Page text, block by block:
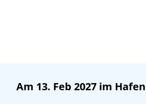
Am 13. Feb 2027 im Hafen